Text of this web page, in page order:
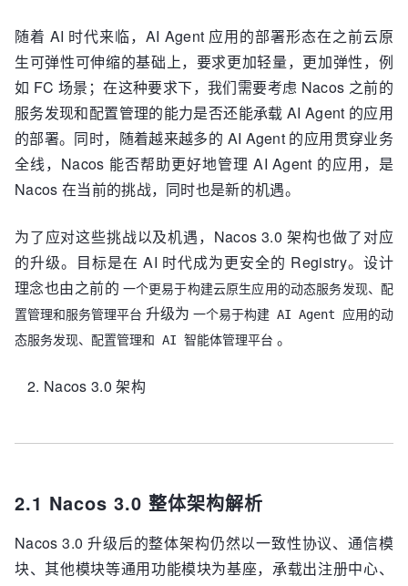
随着 AI 时代来临，AI Agent 应用的部署形态在之前云原
生可弹性可伸缩的基础上，要求更加轻量，更加弹性，例
如 FC 场景；在这种要求下，我们需要考虑 Nacos 之前的
服务发现和配置管理的能力是否还能承载 AI Agent 的应用
的部署。同时，随着越来越多的 AI Agent 的应用贯穿业务
全线，Nacos 能否帮助更好地管理 AI Agent 的应用，是
Nacos 在当前的挑战，同时也是新的机遇。
为了应对这些挑战以及机遇，Nacos 3.0 架构也做了对应
的升级。目标是在 AI 时代成为更安全的 Registry。设计
理念也由之前的 一个更易于构建云原生应用的动态服务发现、配
置管理和服务管理平台 升级为 一个易于构建 AI Agent 应用的动
态服务发现、配置管理和 AI 智能体管理平台 。
Nacos 3.0 架构
2.1 Nacos 3.0 整体架构解析
Nacos 3.0 升级后的整体架构仍然以一致性协议、通信模
块、其他模块等通用功能模块为基座，承载出注册中心、